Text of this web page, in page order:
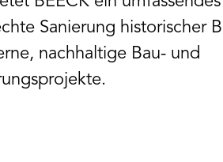
Sanierung historischer
nachhaltige Bau- und